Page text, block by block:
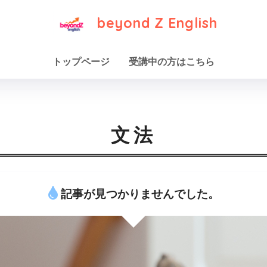
beyond Z English
トップページ 受講中の方はこちら
文法
記事が見つかりませんでした。